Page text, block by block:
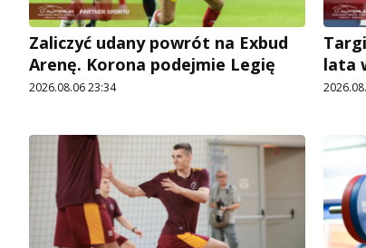
Zaliczyć udany powrót na Exbud
Arenę. Korona podejmie Legię
2026.08.06 23:34
lata